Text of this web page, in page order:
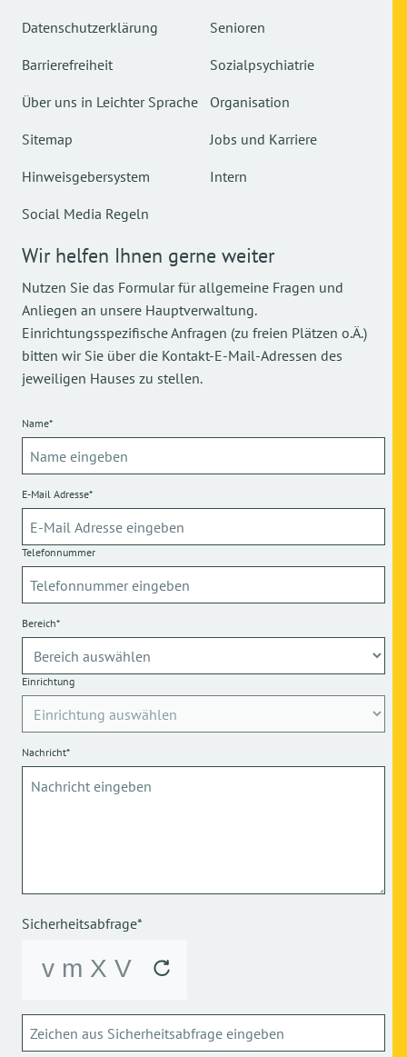
Datenschutzerklärung
Barrierefreiheit
Über uns in Leichter Sprache
Sitemap
Hinweisgebersystem
Social Media Regeln
Senioren
Sozialpsychiatrie
Organisation
Jobs und Karriere
Intern
Wir helfen Ihnen gerne weiter
Nutzen Sie das Formular für allgemeine Fragen und
Anliegen an unsere Hauptverwaltung.
Einrichtungsspezifische Anfragen (zu freien Plätzen o.Ä.)
bitten wir Sie über die Kontakt-E-Mail-Adressen des
jeweiligen Hauses zu stellen.
Name*
E-Mail Adresse*
Telefonnummer
Bereich*
Einrichtung
Nachricht*
Sicherheitsabfrage*